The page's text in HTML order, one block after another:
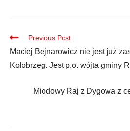
Previous Post
Maciej Bejnarowicz nie jest już
Kołobrzeg. Jest p.o. wójta gminy
Miodowy Raj z Dygowa z